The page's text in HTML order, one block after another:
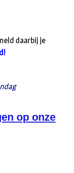
daarbij je
op onze